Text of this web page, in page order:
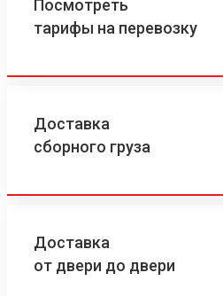
Посмотреть
тарифы на перевозку
Доставка
сборного груза
Доставка
от двери до двери